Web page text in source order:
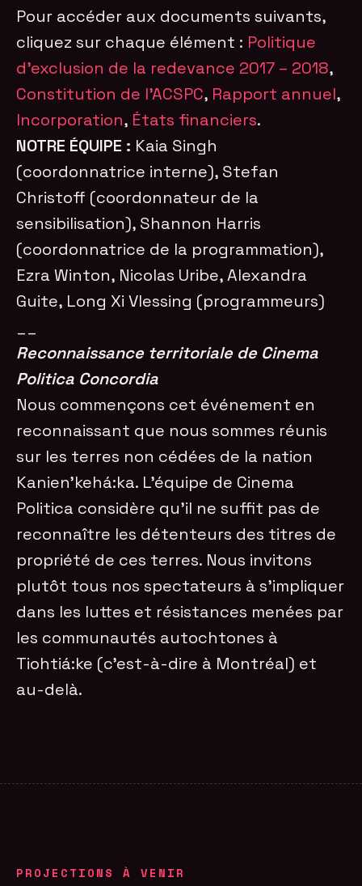
Pour accéder aux documents suivants,
cliquez sur chaque élément : Politique
d’exclusion de la redevance 2017 – 2018,
Constitution de l’ACSPC, Rapport annuel,
Incorporation, États financiers.
NOTRE ÉQUIPE : Kaia Singh
(coordonnatrice interne), Stefan
Christoff (coordonnateur de la
sensibilisation), Shannon Harris
(coordonnatrice de la programmation),
Ezra Winton, Nicolas Uribe, Alexandra
Guite, Long Xi Vlessing (programmeurs)
__
Reconnaissance territoriale de Cinema
Politica Concordia
Nous commençons cet événement en
reconnaissant que nous sommes réunis
sur les terres non cédées de la nation
Kanien’kehá:ka. L’équipe de Cinema
Politica considère qu’il ne suffit pas de
reconnaître les détenteurs des titres de
propriété de ces terres. Nous invitons
plutôt tous nos spectateurs à s’impliquer
dans les luttes et résistances menées par
les communautés autochtones à
Tiohtiá:ke (c’est-à-dire à Montréal) et
au-delà.
PROJECTIONS À VENIR